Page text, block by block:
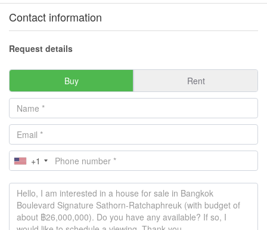
Contact information
Request details
Buy Rent
+1